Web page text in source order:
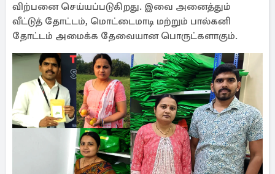
விற்பனை செய்யப்படுகிறது. இவை அனைத்தும்
வீட்டுத் தோட்டம், மொட்டைமாடி மற்றும் பால்கனி
தோட்டம் அமைக்க தேவையான பொருட்களாகும்.